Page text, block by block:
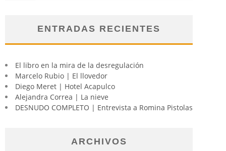
ENTRADAS RECIENTES
El libro en la mira de la desregulación
Marcelo Rubio | El llovedor
Diego Meret | Hotel Acapulco
Alejandra Correa | La nieve
DESNUDO COMPLETO | Entrevista a Romina Pistolas
ARCHIVOS